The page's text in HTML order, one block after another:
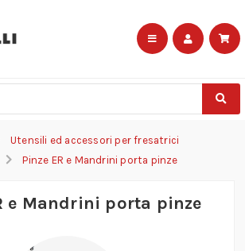
Utensili ed accessori per fresatrici
Pinze ER e Mandrini porta pinze
e Mandrini porta pinze